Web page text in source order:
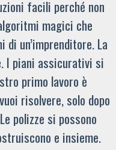
facili perché non
magici che
un’imprenditore. La
I piani assicurativi si
primo lavoro è
risolvere, solo dopo
polizze si possono
e insieme.